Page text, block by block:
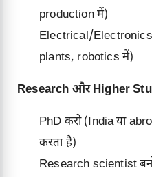
production में)
Electrical/
plants, robotics में)
Research और Higher
PhD करो (India या
करता है)
Research scientist